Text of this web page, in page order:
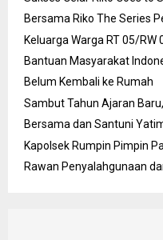
Bersama Riko The Series
Keluarga Warga RT 05/
Bantuan Masyarakat
Belum Kembali ke Rumah
Sambut Tahun Ajaran
Bersama dan Santuni
Kapolsek Rumpin Pimpin
Rawan Penyalahgunaan